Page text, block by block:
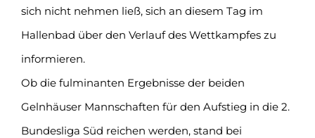
sich nicht nehmen ließ, sich an diesem Tag im
Hallenbad über den Verlauf des Wettkampfes zu
informieren.
Ob die fulminanten Ergebnisse der beiden
Gelnhäuser Mannschaften für den Aufstieg in die 2.
Bundesliga Süd reichen werden, stand bei